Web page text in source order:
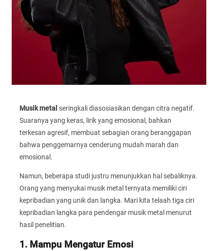
Musik metal seringkali diasosiasikan dengan citra negatif.
Suaranya yang keras, lirik yang emosional, bahkan
terkesan agresif, membuat sebagian orang beranggapan
bahwa penggemarnya cenderung mudah marah dan
emosional.
Namun, beberapa studi justru menunjukkan hal sebaliknya.
Orang yang menyukai musik metal ternyata memiliki ciri
kepribadian yang unik dan langka. Mari kita telaah tiga ciri
kepribadian langka para pendengar musik metal menurut
hasil penelitian.
1. Mampu Mengatur Emosi